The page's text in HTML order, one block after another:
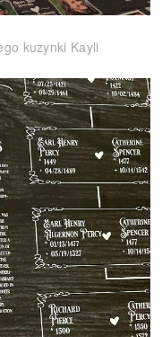
kuzynki Kayli